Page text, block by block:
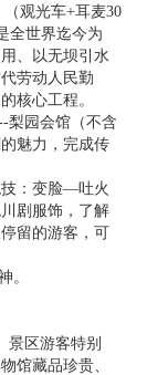
观光车+耳麦30
全世界迄今为
、以无坝引水
劳动人民勤
核心工程。
梨园会馆（不含
魅力，完成传
：变脸—吐火
剧服饰，了解
留的游客，可
。
景区游客特别
馆藏品珍贵、